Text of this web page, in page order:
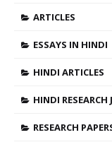
ARTICLES
ESSAYS IN HINDI
HINDI ARTICLES
HINDI RESEARCH
RESEARCH